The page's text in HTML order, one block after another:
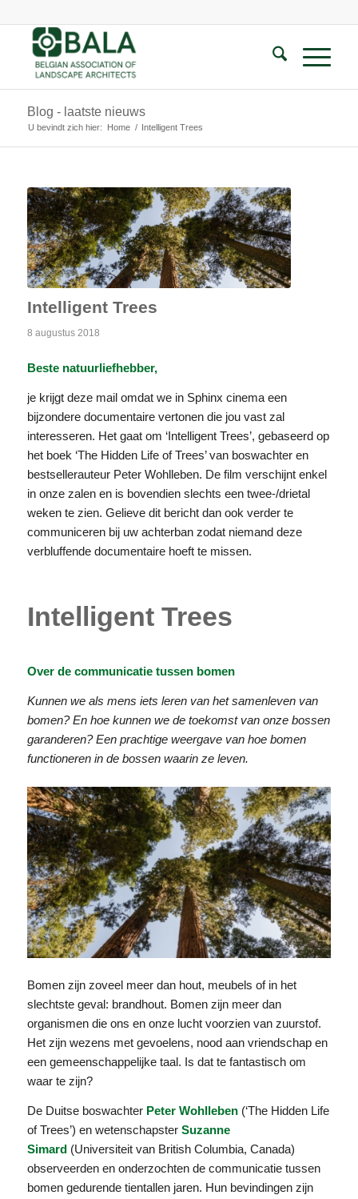
Blog - laatste nieuws
U bevindt zich hier: Home / Intelligent Trees
Intelligent Trees
8 augustus 2018
Beste natuurliefhebber,
je krijgt deze mail omdat we in Sphinx cinema een
bijzondere documentaire vertonen die jou vast zal
interesseren. Het gaat om ‘Intelligent Trees’, gebaseerd op
het boek ‘The Hidden Life of Trees’ van boswachter en
bestsellerauteur Peter Wohlleben. De film verschijnt enkel
in onze zalen en is bovendien slechts een twee-/drietal
weken te zien. Gelieve dit bericht dan ook verder te
communiceren bij uw achterban zodat niemand deze
verbluffende documentaire hoeft te missen.
Intelligent Trees
Over de communicatie tussen bomen
Kunnen we als mens iets leren van het samenleven van
bomen? En hoe kunnen we de toekomst van onze bossen
garanderen? Een prachtige weergave van hoe bomen
functioneren in de bossen waarin ze leven.
Bomen zijn zoveel meer dan hout, meubels of in het
slechtste geval: brandhout. Bomen zijn meer dan
organismen die ons en onze lucht voorzien van zuurstof.
Het zijn wezens met gevoelens, nood aan vriendschap en
een gemeenschappelijke taal. Is dat te fantastisch om
waar te zijn?
De Duitse boswachter Peter Wohlleben(‘The Hidden Life
of Trees’) en wetenschapster Suzanne
Simard(Universiteit van British Columbia, Canada)
observeerden en onderzochten de communicatie tussen
bomen gedurende tientallen jaren. Hun bevindingen zijn